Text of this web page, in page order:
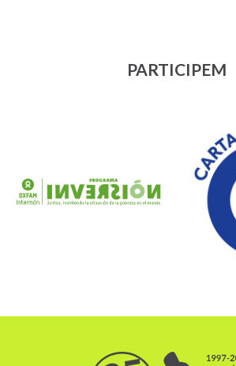
PARTICIPEM